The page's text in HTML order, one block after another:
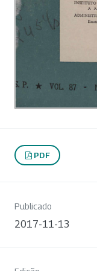
PDF
Publicado
2017-11-13